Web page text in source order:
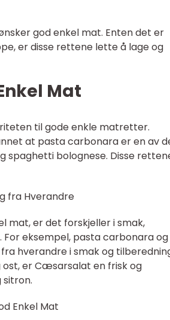
god enkel mat. Enten det er
er disse rettene lette å lage og
Mat
til gode enkle matretter.
at pasta carbonara er en av
bolognese. Disse
fra Hverandre
mat, er det forskjeller i smak,
eksempel, pasta carbonara og
hverandre i smak og
er Cæsarsalat en frisk og
sitron.
Enkel Mat